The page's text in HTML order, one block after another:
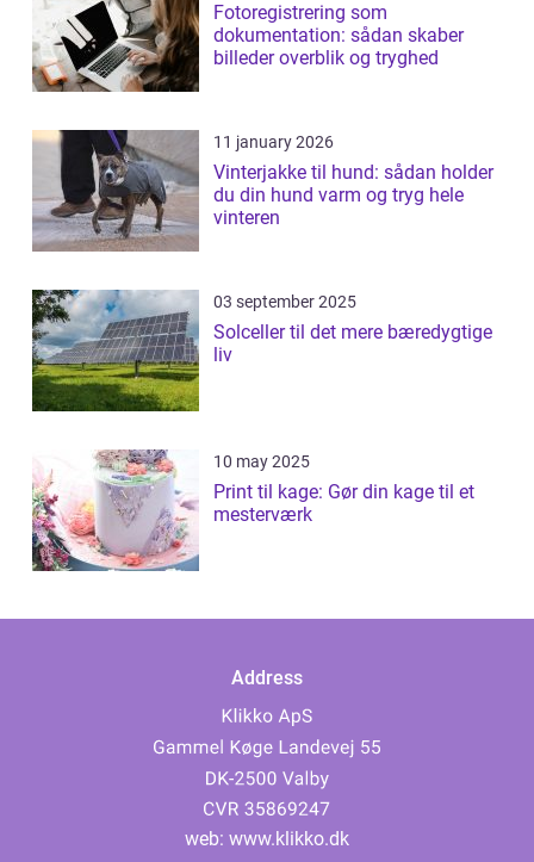
Fotoregistrering som
dokumentation: sådan skaber
billeder overblik og tryghed
11 january 2026
Vinterjakke til hund: sådan holder
du din hund varm og tryg hele
vinteren
03 september 2025
Solceller til det mere bæredygtige
liv
10 may 2025
Print til kage: Gør din kage til et
mesterværk
Address
web: www.klikko.dk